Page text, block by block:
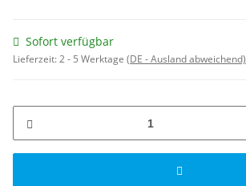
Sofort verfügbar
Lieferzeit:2 - 5 Werktage (DE - Ausland abweichend)